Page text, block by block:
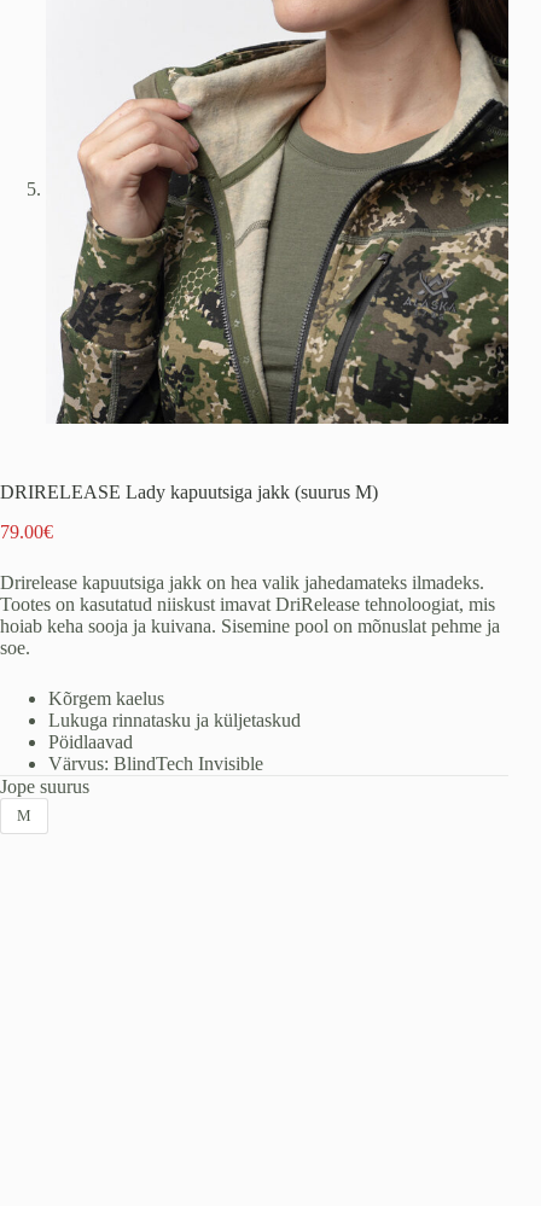
DRIRELEASE Lady kapuutsiga jakk (suurus M)
79.00€
Drirelease kapuutsiga jakk on hea valik jahedamateks ilmadeks.
Tootes on kasutatud niiskust imavat DriRelease tehnoloogiat, mis
hoiab keha sooja ja kuivana. Sisemine pool on mõnuslat pehme ja
soe.
Kõrgem kaelus
Lukuga rinnatasku ja küljetaskud
Pöidlaavad
Värvus: BlindTech Invisible
Jope suurus
M